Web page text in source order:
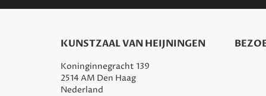
KUNSTZAAL VAN HEIJNINGEN
Koninginnegracht 139
2514 AM Den Haag
Nederland